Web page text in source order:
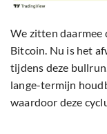
We zitten daarmee
Bitcoin. Nu is het
tijdens deze
lange-termijn
waardoor deze